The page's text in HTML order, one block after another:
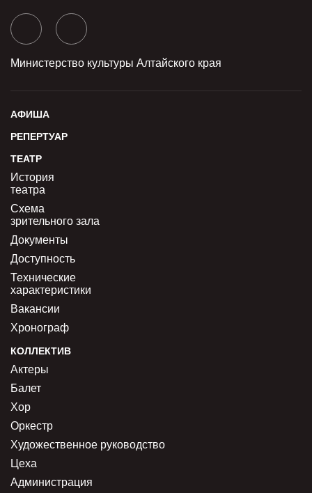
Министерство культуры Алтайского края
АФИША
РЕПЕРТУАР
ТЕАТР
История
театра
Схема
зрительного зала
Документы
Доступность
Технические
характеристики
Вакансии
Хронограф
КОЛЛЕКТИВ
Актеры
Балет
Хор
Оркестр
Художественное руководство
Цеха
Администрация